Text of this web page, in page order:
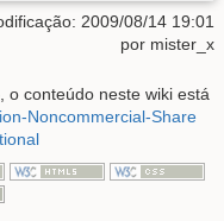
2009/08/14 19:01
por mister_x
o conteúdo neste wiki está
Noncommercial-Share